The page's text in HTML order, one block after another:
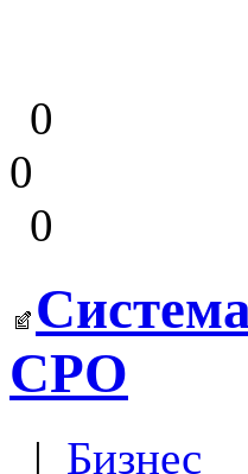
0
0
0
СРО
| Бизнес